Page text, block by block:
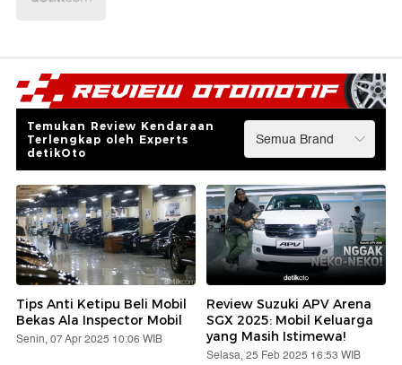
Temukan Review Kendaraan
Terlengkap oleh Experts
detikOto
Tips Anti Ketipu Beli Mobil
Bekas Ala Inspector Mobil
Senin, 07 Apr 2025 10:06 WIB
Review Suzuki APV Arena
SGX 2025: Mobil Keluarga
yang Masih Istimewa!
Selasa, 25 Feb 2025 16:53 WIB